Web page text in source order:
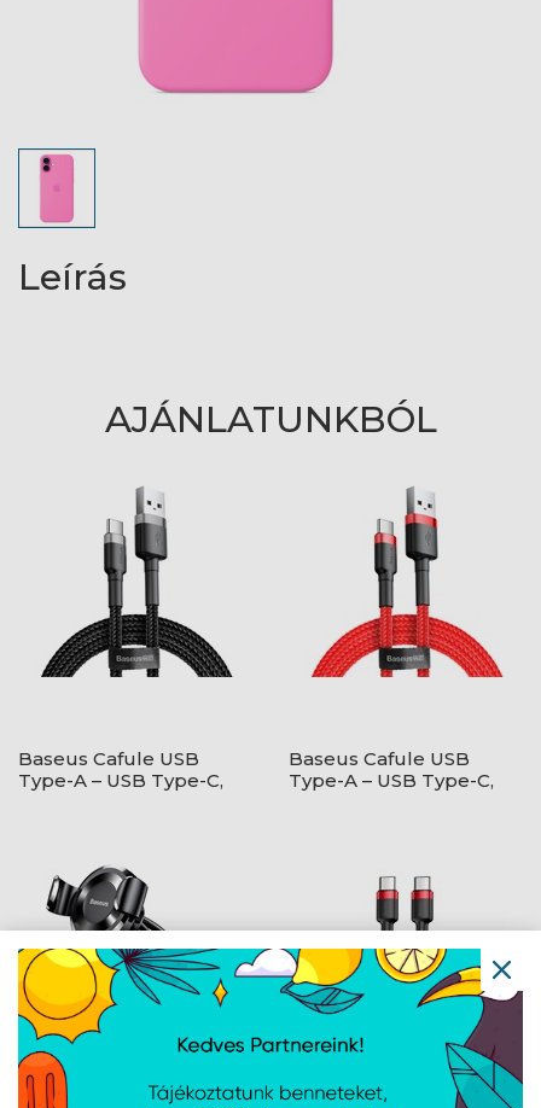
Leírás
AJÁNLATUNKBÓL
Baseus Cafule USB
Type-A – USB Type-C,
Baseus Cafule USB
Type-A – USB Type-C,